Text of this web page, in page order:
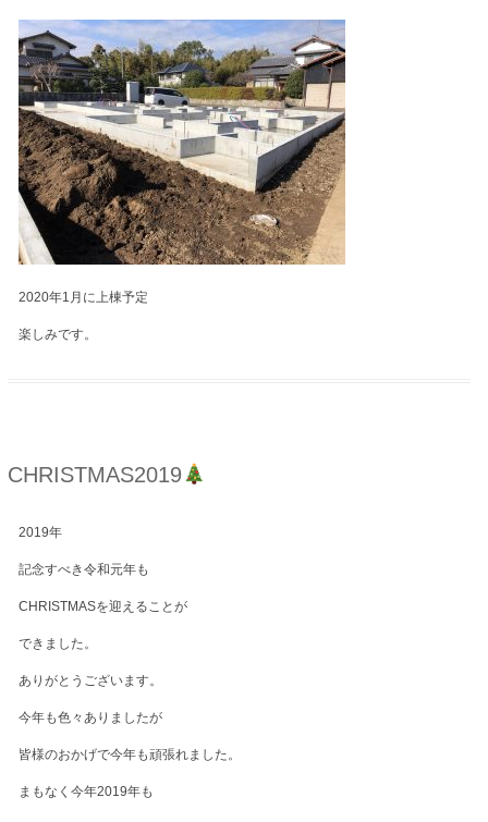
2020年1月に上棟予定
楽しみです。
CHRISTMAS2019
2019年
記念すべき令和元年も
CHRISTMASを迎えることが
できました。
ありがとうございます。
今年も色々ありましたが
皆様のおかげで今年も頑張れました。
まもなく今年2019年も